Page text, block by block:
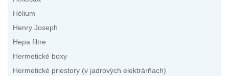
Hélium
Henry Joseph
Hepa filtre
Hermetické boxy
Hermetické priestory (v jadrových elektrárňach)